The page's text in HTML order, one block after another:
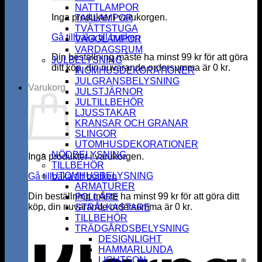
Inga produkter i varukorgen.
Gå tillbaka till butiken
Din beställning måste ha minst99 kr för att göra
ditt köp, din nuvarande ordersumma är 0 kr.
Varukorg
Inga produkter i varukorgen.
Gå tillbaka till butiken
Din beställning måste ha minst99 kr för att göra ditt
köp, din nuvarande ordersumma är 0 kr.
NATTLAMPOR
TAKLAMPOR
TVÄTTSTUGA
VÄGGLAMPOR
VARDAGSRUM
JULBELYSNING
INOMHUSDEKORATIONER
JULGRANSBELYSNING
JULSTJÄRNOR
JULTILLBEHÖR
LJUSSTAKAR
KRANSAR OCH GRANAR
SLINGOR
UTOMHUSDEKORATIONER
NÖDBELYSNING
TILLBEHÖR
UTOMHUSBELYSNING
ARMATURER
POLLARE
STRÅLKASTARE
TILLBEHÖR
TRÄDGÅRDSBELYSNING
DESIGNLIGHT
HAMMARLUNDA
LIGHTSON